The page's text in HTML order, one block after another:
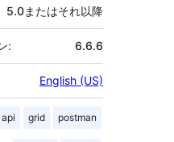
5.0またはそれ以降
: 6.6.6
English (US)
api grid postman